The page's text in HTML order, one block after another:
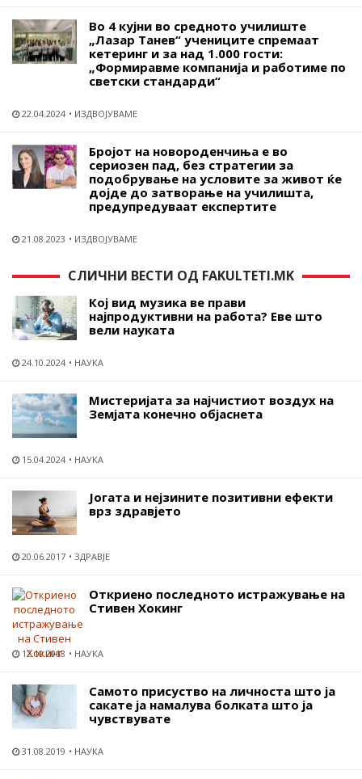
Во 4 кујни во средното училиште
„Лазар Танев“ учениците спремаат
кетеринг и за над 1.000 гости:
„Формиравме компанија и работиме по
светски стандарди“
22.04.2024 ИЗДВОЈУВАМЕ
Бројот на новороденчиња е во
сериозен пад, без стратегии за
подобрување на условите за живот ќе
дојде до затворање на училишта,
предупредуваат експертите
21.08.2023 ИЗДВОЈУВАМЕ
СЛИЧНИ ВЕСТИ ОД FAKULTETI.MK
Кој вид музика ве прави
најпродуктивни на работа? Еве што
вели науката
24.10.2024 НАУКА
Мистеријата за најчистиот воздух на
Земјата конечно објаснета
15.04.2024 НАУКА
Јогата и нејзините позитивни ефекти
врз здравјето
20.06.2017 ЗДРАВЈЕ
Откриено последното истражување на
Стивен Хокинг
12.10.2018 НАУКА
Самото присуство на личноста што ја
сакате ја намалува болката што ја
чувствувате
31.08.2019 НАУКА